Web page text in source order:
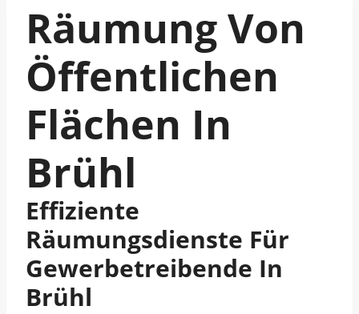
Räumung Von
Öffentlichen
Flächen In
Brühl
Effiziente
Räumungsdienste Für
Gewerbetreibende In
Brühl